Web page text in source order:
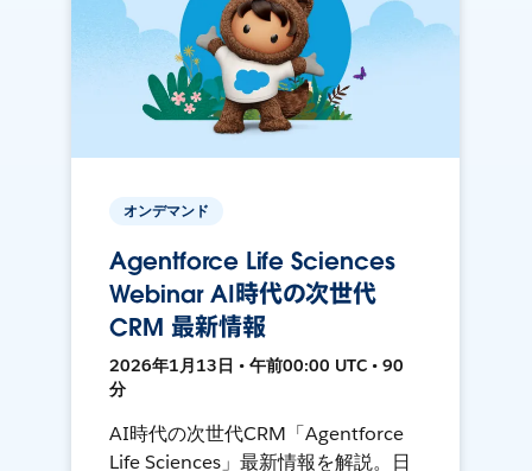
オンデマンド
Agentforce Life Sciences
Webinar AI時代の次世代
CRM 最新情報
2026年1月13日 • 午前00:00 UTC • 90
分
AI時代の次世代CRM「Agentforce
Life Sciences」最新情報を解説。日